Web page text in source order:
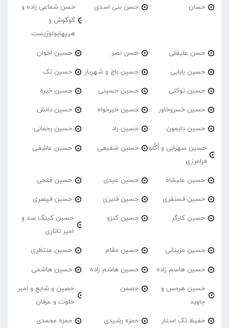
حسان حسن بنی اسدی
حسن شماعی زاده و
گوگوش و
هیپهاپولوژیست
حسن علیقلی حسن نصر حسین اخوان
حسین بابایی حسین باج و شهریار حسین تک
حسین توکلی حسین حسینی حسین خبره
حسین خسروخاور حسین خیرخواه حسین دانش
حسین دایمون حسین راد حسین رحمانی
حسین سهرابی و اُکُلو
فرامرزی
حسین شفیعی حسین عاشقی
حسین علیشاه حسین عیدی حسین فتحی
حسین فسنقری حسین قنبری حسین قیصری
حسین کارگر حسین کنزو
حسین کینگ سد و
امیر تاتاری
حسین مزینانی حسین مقام حسین منتظری
حسین هاسم زاده حسین هاشم زاده حسین هاشمی
حسین هرمس و
جاوید
حصمن
حصین و شایع و امیر
خلوت و عرفان
حفیظ تک استار حمزه رشیدی حمزه محمدی